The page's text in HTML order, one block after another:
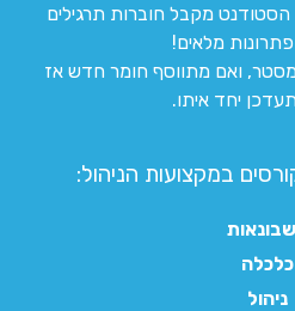
הסטודנט מקבל חוברות תרגילים
מלאים!
ואם מתווסף חומר חדש אז
יחד איתו.
במקצועות הניהול:
כלכלה
ניהול